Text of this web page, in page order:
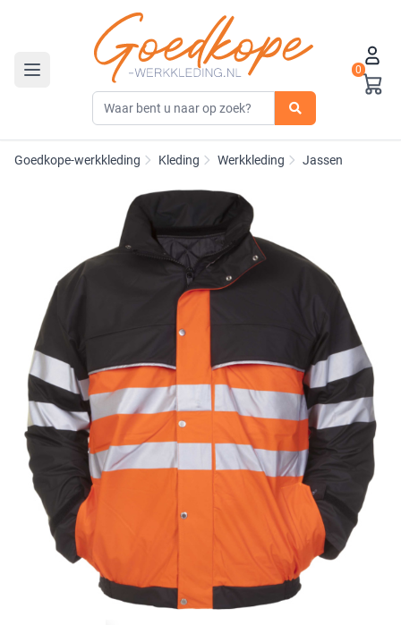
Toggle navigation
0
Goedkope-werkkleding Kleding Werkkleding Jassen